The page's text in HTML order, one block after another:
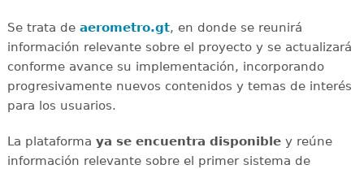
Se trata de aerometro.gt, en donde se reunirá
información relevante sobre el proyecto y se actualizará
conforme avance su implementación, incorporando
progresivamente nuevos contenidos y temas de interés
para los usuarios.
La plataforma ya se encuentra disponibley reúne
información relevante sobre el primer sistema de